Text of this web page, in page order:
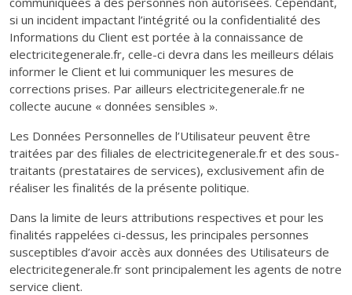
si un incident impactant l’intégrité ou la confidentialité des
Informations du Client est portée à la connaissance de
electricitegenerale.fr, celle-ci devra dans les meilleurs délais
informer le Client et lui communiquer les mesures de
corrections prises. Par ailleurs electricitegenerale.fr ne
collecte aucune « données sensibles ».
Les Données Personnelles de l’Utilisateur peuvent être
traitées par des filiales de electricitegenerale.fr et des sous-
traitants (prestataires de services), exclusivement afin de
réaliser les finalités de la présente politique.
Dans la limite de leurs attributions respectives et pour les
finalités rappelées ci-dessus, les principales personnes
susceptibles d’avoir accès aux données des Utilisateurs de
electricitegenerale.fr sont principalement les agents de notre
service client.